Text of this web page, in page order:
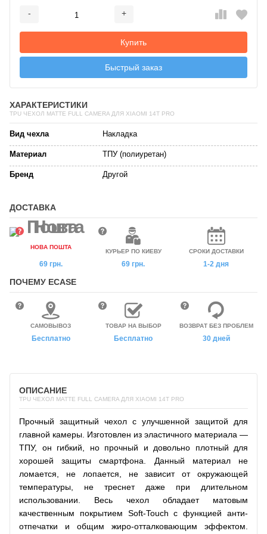
- +
Купить
Быстрый заказ
ХАРАКТЕРИСТИКИ
TPU ЧЕХОЛ MATTE FULL CAMERA ДЛЯ XIAOMI 14T PRO
Вид чехла Накладка
Материал ТПУ (полиуретан)
Бренд Другой
ДОСТАВКА
НОВА ПОШТА
69 грн.
КУРЬЕР ПО КИЕВУ
69 грн.
СРОКИ ДОСТАВКИ
1-2 дня
ПОЧЕМУ ECASE
САМОВЫВОЗ
Бесплатно
ТОВАР НА ВЫБОР
Бесплатно
ВОЗВРАТ БЕЗ ПРОБЛЕМ
30 дней
ОПИСАНИЕ
TPU ЧЕХОЛ MATTE FULL CAMERA ДЛЯ XIAOMI 14T PRO
Прочный защитный чехол с улучшенной защитой для
главной камеры. Изготовлен из эластичного материала —
ТПУ, он гибкий, но прочный и довольно плотный для
хорошей защиты смартфона. Данный материал не
ломается, не лопается, не зависит от окружающей
температуры, не треснет даже при длительном
использовании. Весь чехол обладает матовым
качественным покрытием Soft-Touch с функцией анти-
отпечатки и общим жиро-отталковающим эффектом.